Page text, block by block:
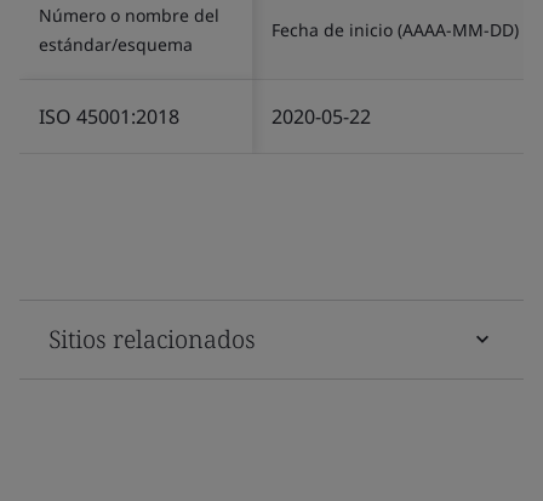
Número o nombre del
estándar/esquema
Fecha de inicio (AAAA-MM-DD)
ISO 45001:2018 2020-05-22
Sitios relacionados